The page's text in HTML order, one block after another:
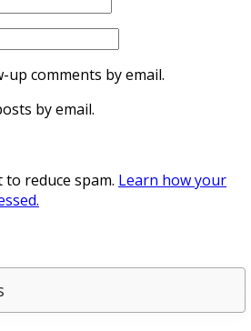
comments by email.
by email.
reduce spam. Learn how your